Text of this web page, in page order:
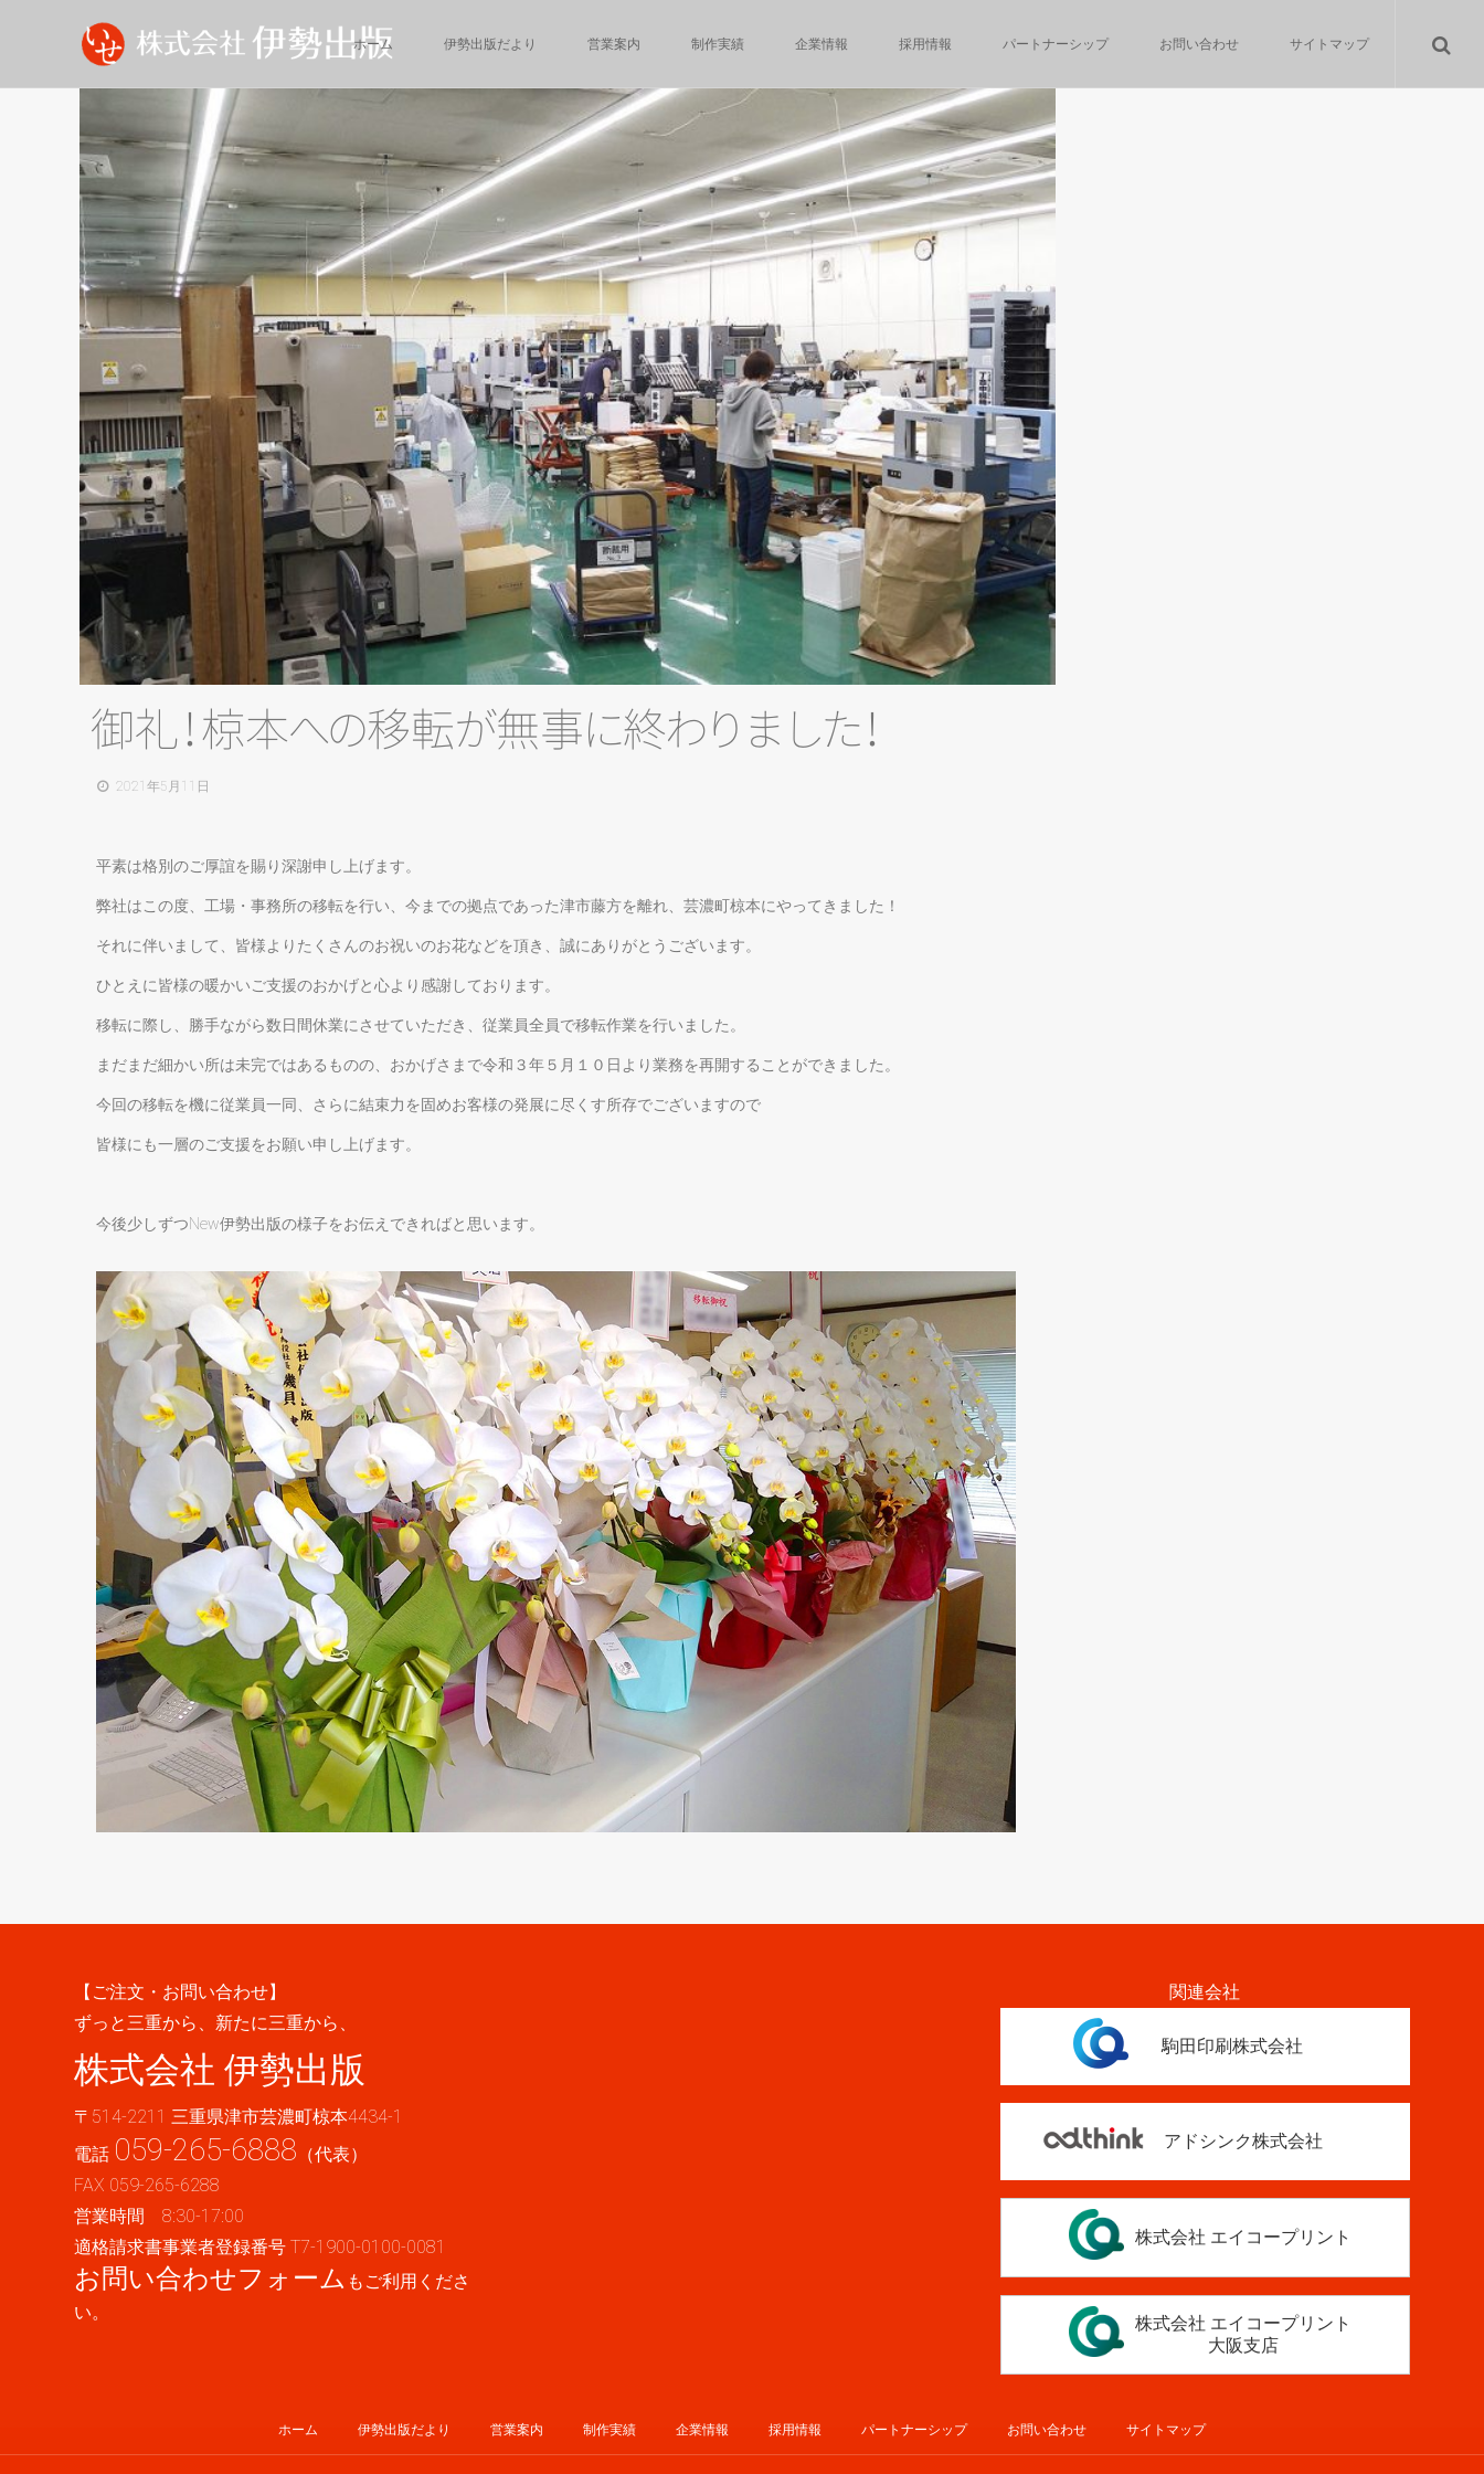
ホーム 伊勢出版だより 営業案内 制作実績 企業情報 採用情報 パートナーシップ お問い合わせ サイトマップ
御礼 ！ 椋本への移転が無事に終わり ま した！
2021年5月11日
平素は格別のご厚誼を賜り深謝申し上げます。
弊社はこの度、工場・事務所の移転を行い、今までの拠点であった津市藤方を離れ、芸濃町椋本にやってきました！
それに伴いまして、皆様よりたくさんのお祝いのお花などを頂き、誠にありがとうございます。
ひとえに皆様の暖かいご支援のおかげと心より感謝しております。
移転に際し、勝手ながら数日間休業にさせていただき、従業員全員で移転作業を行いました。
まだまだ細かい所は未完ではあるものの、おかげさまで令和３年５月１０日より業務を再開することができました。
今回の移転を機に従業員一同、さらに結束力を固めお客様の発展に尽くす所存でございますので
皆様にも一層のご支援をお願い申し上げます。
今後少しずつNew伊勢出版の様子をお伝えできればと思います。
【ご注文・お問い合わせ】
ずっと三重から、新たに三重から、
株式会社 伊勢出版
〒514-2211 三重県津市芸濃町椋本4434-1
電話 059-265-6888 （代表）
FAX 059-265-6288
営業時間 8:30-17:00
適格請求書事業者登録番号 T7-1900-0100-0081
お問い合わせフォーム もご利用くださ
い。
関連会社
駒田印刷株式会社
アドシンク株式会社
株式会社 エイコープリント
株式会社 エイコープリント
大阪支店
ホーム 伊勢出版だより 営業案内 制作実績 企業情報 採用情報 パートナーシップ お問い合わせ サイトマップ